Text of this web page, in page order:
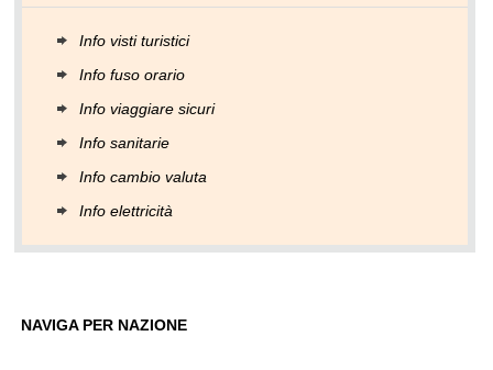
Info visti turistici
Info fuso orario
Info viaggiare sicuri
Info sanitarie
Info cambio valuta
Info elettricità
NAVIGA PER NAZIONE